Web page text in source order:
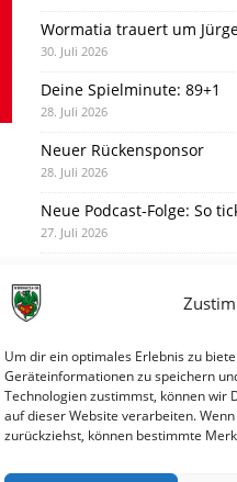
Um dir ein optimales Erlebnis zu
Geräteinformationen zu speichern
Technologien zustimmst, können wir
auf dieser Website verarbeiten.
zurückziehst, können bestimmte
Wormatia trauert um
30. Juli 2026
Deine Spielminute: 89+1
28. Juli 2026
Neuer Rückensponsor
28. Juli 2026
Neue Podcast-Folge: So
27. Juli 2026